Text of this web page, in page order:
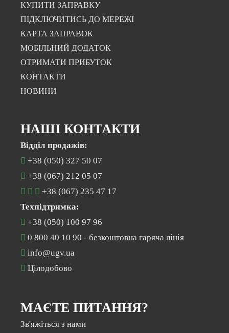
КУПИТИ ЗАПРАВКУ
ПІДКЛЮЧИТИСЬ ДО МЕРЕЖІ
КАРТА ЗАПРАВОК
МОБІЛЬНИЙ ДОДАТОК
ОТРИМАТИ ПРИБУТОК
КОНТАКТИ
НОВИНИ
НАШІ КОНТАКТИ
Відділ продажів:
+38 (050) 327 50 07
+38 (067) 212 05 07
+38 (067) 235 47 17
Техпідтримка:
+38 (050) 100 97 96
0 800 40 10 90 - безкоштовна гаряча лінія
info@ugv.ua
Цілодобово
МАЄТЕ ПИТАННЯ?
Зв'яжіться з нами